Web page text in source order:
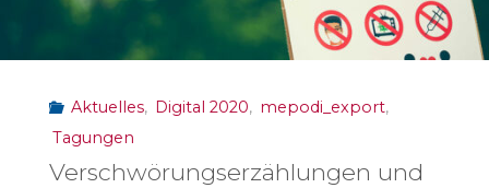
Aktuelles, Digital 2020, mepodi_export,
Tagungen
Verschwörungserzählungen und